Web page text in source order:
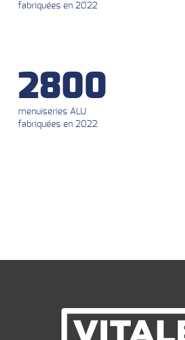
fabriquées en 2022
2800
menuiseries ALU
fabriquées en 2022